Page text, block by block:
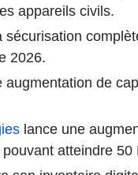
appareils civils.
2026.
de
lance une
atteindre 50